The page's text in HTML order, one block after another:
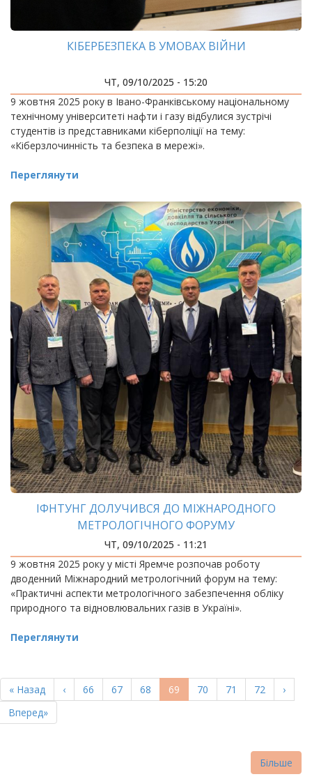
КІБЕРБЕЗПЕКА В УМОВАХ ВІЙНИ
ЧТ, 09/10/2025 - 15:20
9 жовтня 2025 року в Івано-Франківському національному
технічному університеті нафти і газу відбулися зустрічі
студентів із представниками кіберполіції на тему:
«Кіберзлочинність та безпека в мережі».
Переглянути
ІФНТУНГ ДОЛУЧИВСЯ ДО МІЖНАРОДНОГО
МЕТРОЛОГІЧНОГО ФОРУМУ
ЧТ, 09/10/2025 - 11:21
9 жовтня 2025 року у місті Яремче розпочав роботу
дводенний Міжнародний метрологічний форум на тему:
«Практичні аспекти метрологічного забезпечення обліку
природного та відновлювальних газів в Україні».
Переглянути
НА
СТОРІНКИ
Перша
сторінка
« Назад
Попередня
сторінка
‹ Page
66 Page
67 Page
68
Поточна
сторінка
69 Page
70 Page
71 Page
72
›
Остання
сторінка
Вперед»
Більше